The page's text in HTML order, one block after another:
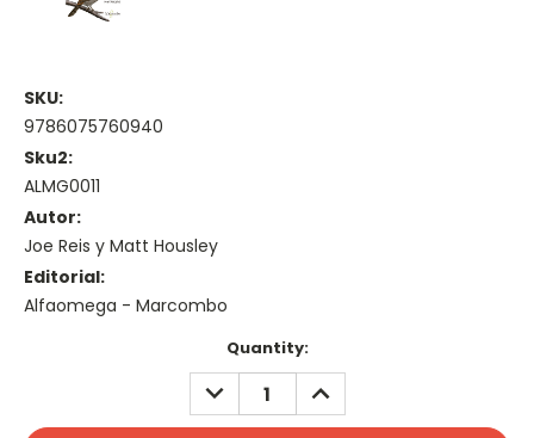
SKU:
9786075760940
Sku2:
ALMG0011
Autor:
Joe Reis y Matt Housley
Editorial:
Alfaomega - Marcombo
Quantity:
DECREASE
QUANTITY:
INCREASE
QUANTITY: